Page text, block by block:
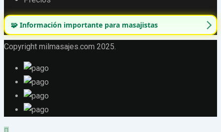
🧩 Información importante para masajistas
Copyright milmasajes.com 2025.